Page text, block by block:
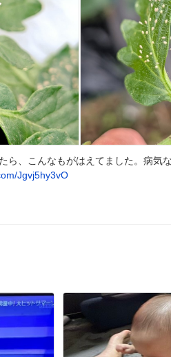
ら、こんなもがはえてました。病気
Jgvj5hy3vO